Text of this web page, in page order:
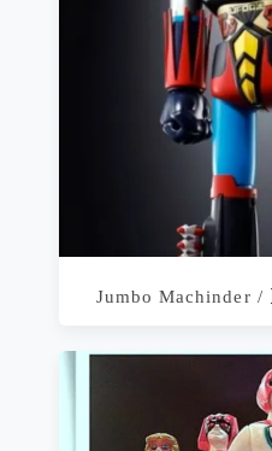
Jumbo Machinder /